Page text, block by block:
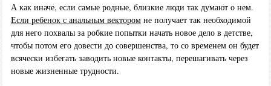
А как иначе, если самые родные, близкие люди так думают о нем.
Если ребенок с анальным векторомне получает так необходимой
для него похвалы за робкие попытки начать новое дело в детстве,
чтобы потом его довести до совершенства, то со временем он будет
всячески избегать заводить новые контакты, перешагивать через
новые жизненные трудности.